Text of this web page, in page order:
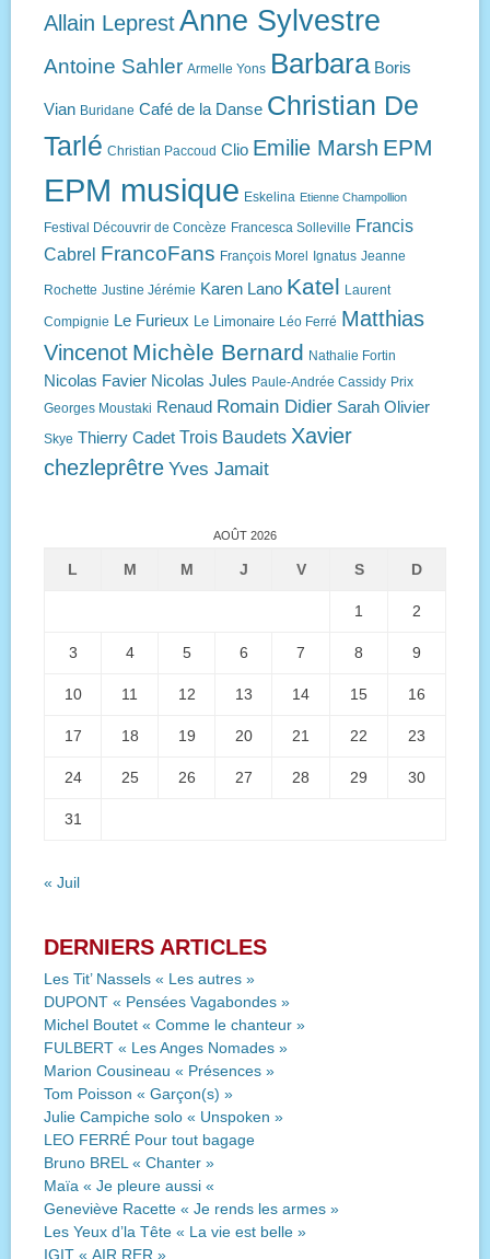
Allain LeprestAnne Sylvestre
Antoine Sahler Armelle Yons Barbara Boris
Vian Buridane Café de la Danse Christian De
Tarlé Christian Paccoud Clio Emilie Marsh EPM
EPM musique Eskelina Etienne Champollion
Festival Découvrir de Concèze Francesca Solleville Francis
Cabrel FrancoFans François Morel Ignatus Jeanne
Rochette Justine Jérémie Karen Lano Katel Laurent
Compignie Le Furieux Le Limonaire Léo Ferré Matthias
Vincenot Michèle Bernard Nathalie Fortin
Nicolas Favier Nicolas Jules Paule-Andrée Cassidy Prix
Georges Moustaki Renaud Romain Didier Sarah Olivier
Skye Thierry Cadet Trois Baudets Xavier
chezleprêtre Yves Jamait
AOÛT 2026
L M M J V S D
1 2
3 4 5 6 7 8 9
10 11 12 13 14 15 16
17 18 19 20 21 22 23
24 25 26 27 28 29 30
31
« Juil
DERNIERS ARTICLES
Les Tit’ Nassels « Les autres »
DUPONT « Pensées Vagabondes »
Michel Boutet « Comme le chanteur »
FULBERT « Les Anges Nomades »
Marion Cousineau « Présences »
Tom Poisson « Garçon(s) »
Julie Campiche solo « Unspoken »
LEO FERRÉ Pour tout bagage
Bruno BREL « Chanter »
Maïa « Je pleure aussi «
Geneviève Racette « Je rends les armes »
Les Yeux d’la Tête « La vie est belle »
IGIT « AIR RER »